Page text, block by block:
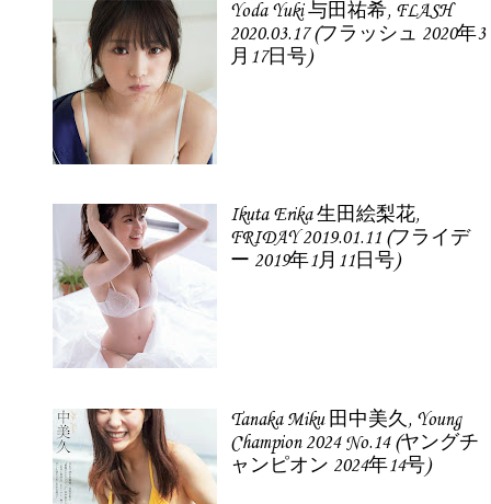
Yoda Yuki 与田祐希, FLASH
2020.03.17 (フラッシュ 2020年3
月17日号)
Ikuta Erika 生田絵梨花,
FRIDAY 2019.01.11 (フライデ
ー 2019年1月11日号)
Tanaka Miku 田中美久, Young
Champion 2024 No.14 (ヤングチ
ャンピオン 2024年14号)